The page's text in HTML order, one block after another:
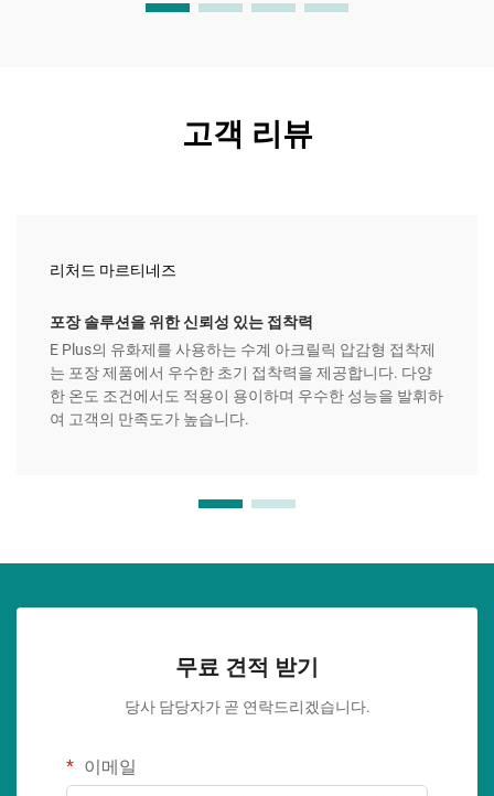
고객 리뷰
리처드 마르티네즈
포장 솔루션을 위한 신뢰성 있는 접착력
E Plus의 유화제를 사용하는 수계 아크릴릭 압감형 접착제
는 포장 제품에서 우수한 초기 접착력을 제공합니다. 다양
한 온도 조건에서도 적용이 용이하며 우수한 성능을 발휘하
여 고객의 만족도가 높습니다.
무료 견적 받기
당사 담당자가 곧 연락드리겠습니다.
이메일